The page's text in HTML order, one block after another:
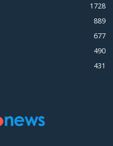
1728
889
677
490
431